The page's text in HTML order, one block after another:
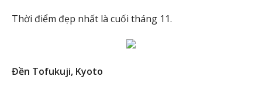
Thời điểm đẹp nhất là cuối tháng 11.
Đền Tofukuji, Kyoto